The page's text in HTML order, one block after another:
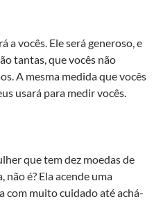
a vocês. Ele será generoso, e
tantas, que vocês não
A mesma medida que vocês
usará para medir vocês.
que tem dez moedas de
é? Ela acende uma
com muito cuidado até achá-